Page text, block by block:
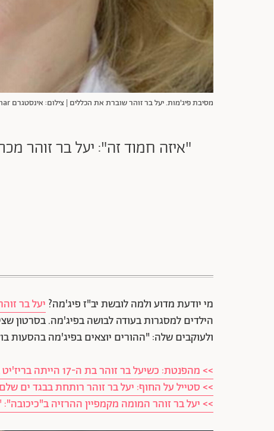
מסיבת פיג'מות. יעל בר זוהר שוברת את הכללים | צילום: אינסטגרם yaelbarzohar@
"איזה חמוד זה": יעל בר זוהר
מי יודעת מדוע ולמה לובשת יב"ז פיג'מה? יעל בר
הילדים למסגרות בעודה לבושה בפיג'מה. בסרטון
ולעוקבים שלה: "ההורים יוצאים בפיג'מה בהסעות
>> מהפנטת: כשיעל בר זוהר בת ה-17 הייתה בריז'יט בארדו הישראלית
>> סטייל על החוף: יעל בר זוהר רותחת בבגד ים
>> יעל בר זוהר המומה מקמפיין ההרזיה